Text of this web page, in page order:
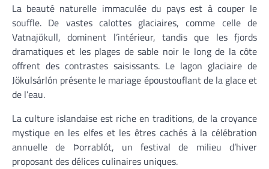
La beauté naturelle immaculée du pays est à couper le
souffle. De vastes calottes glaciaires, comme celle de
Vatnajökull, dominent l’intérieur, tandis que les fjords
dramatiques et les plages de sable noir le long de la côte
offrent des contrastes saisissants. Le lagon glaciaire de
Jökulsárlón présente le mariage époustouflant de la glace et
de l’eau.
La culture islandaise est riche en traditions, de la croyance
mystique en les elfes et les êtres cachés à la célébration
annuelle de Þorrablót, un festival de milieu d’hiver
proposant des délices culinaires uniques.